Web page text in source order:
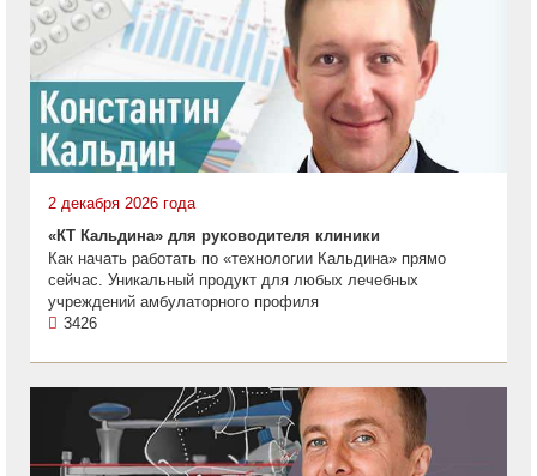
2 декабря 2026 года
«КТ Кальдина» для руководителя клиники
Как начать работать по «технологии Кальдина» прямо
сейчас. Уникальный продукт для любых лечебных
учреждений амбулаторного профиля
3426